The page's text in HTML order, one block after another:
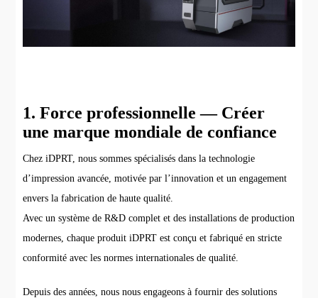
1. Force professionnelle — Créer
une marque mondiale de confiance
Chez iDPRT, nous sommes spécialisés dans la technologie
d’impression avancée, motivée par l’innovation et un engagement
envers la fabrication de haute qualité.
Avec un système de R&D complet et des installations de production
modernes, chaque produit iDPRT est conçu et fabriqué en stricte
conformité avec les normes internationales de qualité.
Depuis des années, nous nous engageons à fournir des solutions